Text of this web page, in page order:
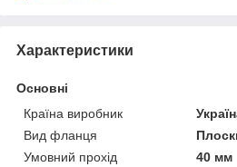
Характеристики
Основні
Країна виробник
Вид фланця
Умовний прохід
40 мм